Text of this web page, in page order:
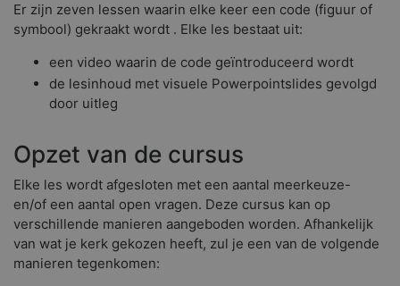
Er zijn zeven lessen waarin elke keer een code (figuur of
symbool) gekraakt wordt . Elke les bestaat uit:
een video waarin de code geïntroduceerd wordt
de lesinhoud met visuele Powerpointslides gevolgd
door uitleg
Opzet van de cursus
Elke les wordt afgesloten met een aantal meerkeuze-
en/of een aantal open vragen. Deze cursus kan op
verschillende manieren aangeboden worden. Afhankelijk
van wat je kerk gekozen heeft, zul je een van de volgende
manieren tegenkomen: